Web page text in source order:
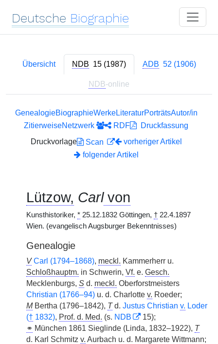
Deutsche Biographie
Übersicht NDB 15 (1987) ADB 52 (1906)
NDB-online
GenealogieBiographieWerkeLiteraturPorträtsAutor/in
ZitierweiseNetzwerk RDF
Druckfassung
Druckvorlage
Scan
vorheriger Artikel
folgender Artikel
Lützow, Carlvon
Kunsthistoriker, * 25.12.1832 Göttingen, † 22.4.1897
Wien. (evangelisch Augsburger Bekenntnisses)
Genealogie
V Carl (1794–1868), meckl. Kammerherr u.
Schloßhauptm. in Schwerin, Vf. e. Gesch.
Mecklenburgs, S d. meckl. Oberforstmeisters
Christian (1766–94) u. d. Charlotte v. Roeder;
MBertha (1796–1842), Td. Justus Christian v. Loder
(† 1832), Prof. d. Med. (s. NDB
15);
⚭ München 1861 Sieglinde (Linda, 1832–1922), T
d. Karl Schmitz v. Aurbach u. d. Margarete Wittmann;